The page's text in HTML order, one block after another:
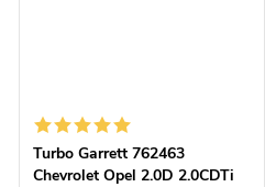
Turbo Garrett 762463
Chevrolet Opel 2.0D 2.0CDTi